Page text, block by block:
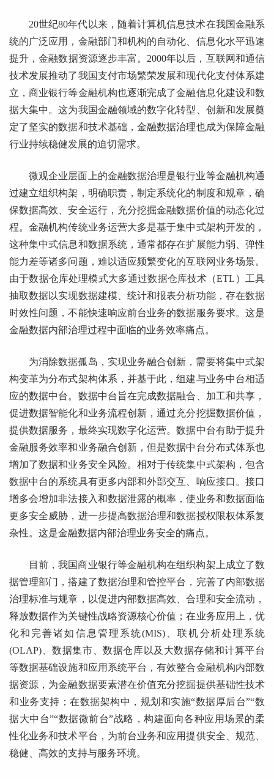
20世纪80年代以来，随着计算机信息技术在我国金融系
统的广泛应用，金融部门和机构的自动化、信息化水平迅速
提升，金融数据资源逐步丰富。2000年以后，互联网和通信
技术发展推动了我国支付市场繁荣发展和现代化支付体系建
立，商业银行等金融机构也逐渐完成了金融信息化建设和数
据大集中。这为我国金融领域的数字化转型、创新和发展奠
定了坚实的数据和技术基础，金融数据治理也成为保障金融
行业持续稳健发展的迫切需求。
微观企业层面上的金融数据治理是银行业等金融机构通
过建立组织构架，明确职责，制定系统化的制度和规章，确
保数据高效、安全运行，充分挖掘金融数据价值的动态化过
程。金融机构传统业务运营大多是基于集中式架构开发的，
这种集中式信息和数据系统，通常都存在扩展能力弱、弹性
能力差等诸多问题，难以适应频繁变化的互联网业务场景。
由于数据仓库处理模式大多通过数据仓库技术（ETL）工具
抽取数据以实现数据建模、统计和报表分析功能，存在数据
时效性问题，不能快速响应前台业务的数据服务要求。这是
金融数据内部治理过程中面临的业务效率痛点。
为消除数据孤岛，实现业务融合创新，需要将集中式架
构变革为分布式架构体系，并基于此，组建与业务中台相适
应的数据中台。数据中台旨在完成数据融合、加工和共享，
促进数据智能化和业务流程创新，通过充分挖掘数据价值，
提供数据服务，最终实现数字化运营。数据中台有助于提升
金融服务效率和业务融合创新，但是数据中台分布式体系也
增加了数据和业务安全风险。相对于传统集中式架构，包含
数据中台的系统具有更多内部和外部交互、响应接口。接口
增多会增加非法接入和数据泄露的概率，使业务和数据面临
更多安全威胁，进一步提高数据治理和数据授权限权体系复
杂性。这是金融数据内部治理业务安全的痛点。
目前，我国商业银行等金融机构在组织构架上成立了数
据管理部门，搭建了数据治理和管控平台，完善了内部数据
治理标准与规章，以促进内部数据高效、合理和安全流动，
释放数据作为关键性战略资源核心价值；在业务应用上，优
化和完善诸如信息管理系统(MIS)、联机分析处理系统
(OLAP)、数据集市、数据仓库以及大数据存储和计算平台
等数据基础设施和应用系统平台，有效整合金融机构内部数
据资源，为金融数据要素潜在价值充分挖掘提供基础性技术
和业务支持；在数据架构中，规划和实施“数据厚后台”“数
据大中台”“数据微前台”战略，构建面向各种应用场景的柔
性化业务和技术平台，为前台业务和应用提供安全、规范、
稳健、高效的支持与服务环境。